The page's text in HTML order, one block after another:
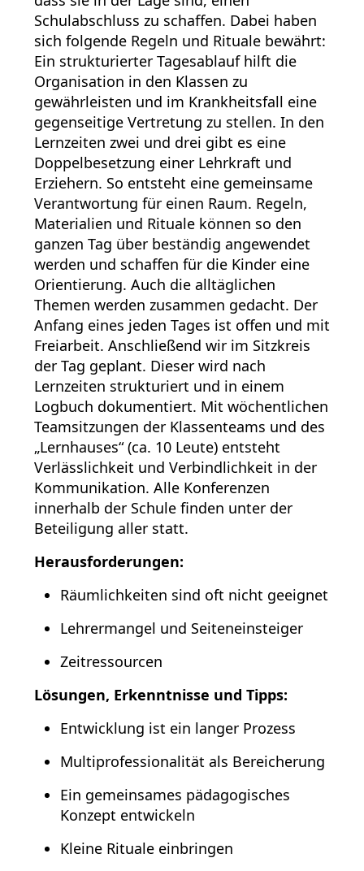
Schulabschluss zu schaffen. Dabei haben
sich folgende Regeln und Rituale bewährt:
Ein strukturierter Tagesablauf hilft die
Organisation in den Klassen zu
gewährleisten und im Krankheitsfall eine
gegenseitige Vertretung zu stellen. In den
Lernzeiten zwei und drei gibt es eine
Doppelbesetzung einer Lehrkraft und
Erziehern. So entsteht eine gemeinsame
Verantwortung für einen Raum. Regeln,
Materialien und Rituale können so den
ganzen Tag über beständig angewendet
werden und schaffen für die Kinder eine
Orientierung. Auch die alltäglichen
Themen werden zusammen gedacht. Der
Anfang eines jeden Tages ist offen und mit
Freiarbeit. Anschließend wir im Sitzkreis
der Tag geplant. Dieser wird nach
Lernzeiten strukturiert und in einem
Logbuch dokumentiert. Mit wöchentlichen
Teamsitzungen der Klassenteams und des
„Lernhauses“ (ca. 10 Leute) entsteht
Verlässlichkeit und Verbindlichkeit in der
Kommunikation. Alle Konferenzen
innerhalb der Schule finden unter der
Beteiligung aller statt.
Herausforderungen:
Räumlichkeiten sind oft nicht geeignet
Lehrermangel und Seiteneinsteiger
Zeitressourcen
Lösungen, Erkenntnisse und Tipps:
Entwicklung ist ein langer Prozess
Multiprofessionalität als Bereicherung
Ein gemeinsames pädagogisches
Konzept entwickeln
Kleine Rituale einbringen